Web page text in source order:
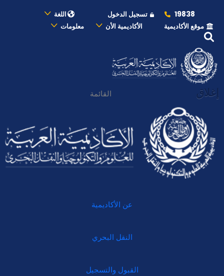
19838 تسجيل الدخول
اللغة
موقع الأكاديمية
الأكاديمية الأن معلومات
إغلاق القائمة
عن الأكاديمية
النقل البحري
القبول والتسجيل